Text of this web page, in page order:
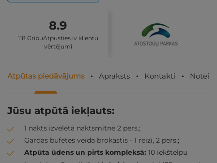
8.9
118 GribuAtpusties.lv klientu
vērtējumi
Atpūtas piedāvājums Apraksts Kontakti
Jūsu atpūtā iekļauts:
1 nakts izvēlētā naktsmītnē 2 pers.;
Gardas bufetes veida brokastis - 1 reizi, 2 pers.;
Atpūta ūdens un pirts kompleksā: 10 iekštelpu